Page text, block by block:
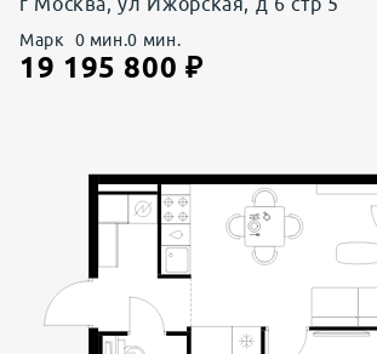
Марк 0 мин.0 мин.
19 195 800 ₽